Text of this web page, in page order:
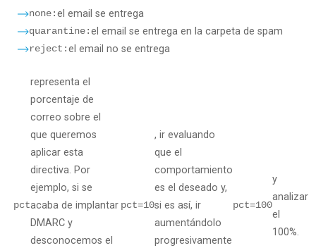
none:el email se entrega
quarantine:el email se entrega en la carpeta de spam
reject:el email no se entrega
pct
representa el
porcentaje de
correo sobre el
que queremos
aplicar esta
directiva. Por
ejemplo, si se
acaba de implantar
DMARC y
desconocemos el
pct=10
, ir evaluando
que el
comportamiento
es el deseado y,
si es así, ir
aumentándolo
progresivamente
pct=100
y
analizar
el
100%.